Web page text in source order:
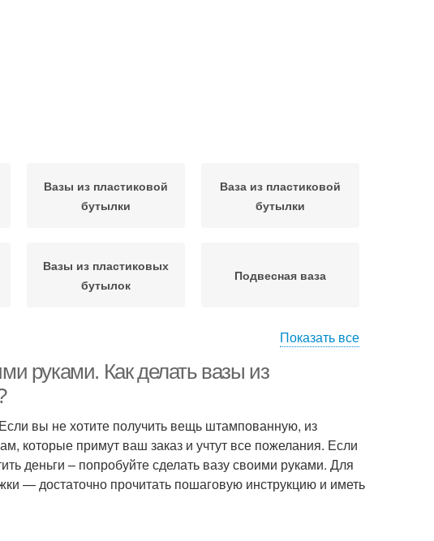
Вазы из пластиковой
бутылки
Ваза из пластиковой
бутылки
Вазы из пластиковых
бутылок
Подвесная ваза
Показать все
руками. Как делать вазы из
вы не хотите получить вещь штампованную, из
которые примут ваш заказ и учтут все пожелания. Если
деньги – попробуйте сделать вазу своими руками. Для
— достаточно прочитать пошаговую инструкцию и иметь